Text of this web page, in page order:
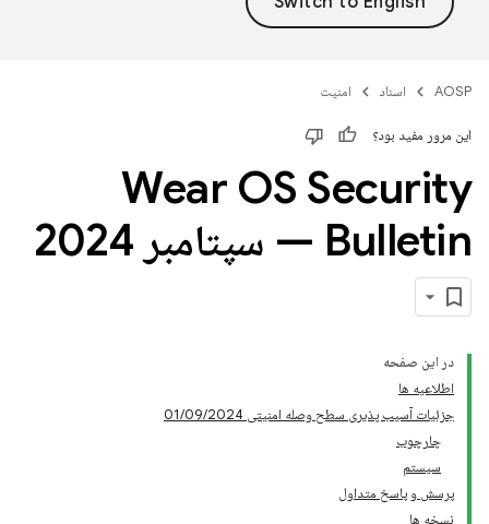
AOSP اسناد امنیت
این مرور مفید بود؟
Wear OS Security
Bulletin — سپتامبر 2024
در این صفحه
اطلاعیه ها
جزئیات آسیب پذیری سطح وصله امنیتی 01/09/2024
چارچوب
سیستم
پرسش و پاسخ متداول
نسخه ها